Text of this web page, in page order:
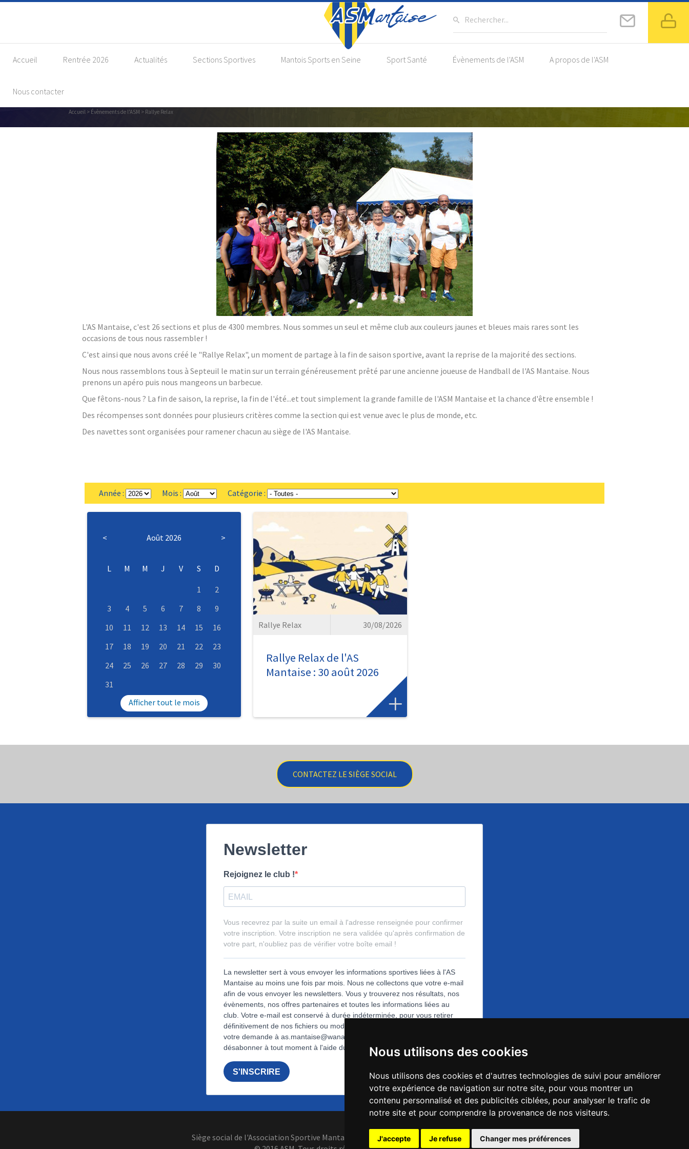
Nous utilisons des cookies
Nous utilisons des cookies et d'autres technologies de suivi pour améliorer
votre expérience de navigation sur notre site, pour vous montrer un
contenu personnalisé et des publicités ciblées, pour analyser le trafic de
notre site et pour comprendre la provenance de nos visiteurs.
J'accepte Je refuse Changer mes préférences
Rechercher...
Accueil Rentrée 2026 Actualités Sections Sportives Mantois Sports en Seine Sport Santé Évènements de l'ASM A propos de l'ASM
Nous contacter
Accueil > Évènements de l'ASM > Rallye Relax
L'AS Mantaise, c'est 26 sections et plus de 4300 membres. Nous sommes un seul et même club aux couleurs jaunes et bleues mais rares sont les
occasions de tous nous rassembler !
C'est ainsi que nous avons créé le "Rallye Relax", un moment de partage à la fin de saison sportive, avant la reprise de la majorité des sections.
Nous nous rassemblons tous à Septeuil le matin sur un terrain généreusement prêté par une ancienne joueuse de Handball de l'AS Mantaise. Nous
prenons un apéro puis nous mangeons un barbecue.
Que fêtons-nous ? La fin de saison, la reprise, la fin de l'été...et tout simplement la grande famille de l'ASM Mantaise et la chance d'être ensemble !
Des récompenses sont données pour plusieurs critères comme la section qui est venue avec le plus de monde, etc.
Des navettes sont organisées pour ramener chacun au siège de l'AS Mantaise.
Année : Mois : Catégorie :
< Août 2026 >
L M M J V S D
1
2
3
4 5 6 7 8
9
10
11 12 13 14 15
16
17
18 19 20 21 22
23
24
25 26 27 28 29
30
31
Afficher tout le mois
Rallye Relax 30/08/2026
Rallye Relax de l'AS
Mantaise : 30 août 2026
CONTACTEZ LE SIÈGE SOCIAL
Siège social de l'Association Sportive Mantaise 15 rue de Lorraine 78200 Mantes-la-Jolie